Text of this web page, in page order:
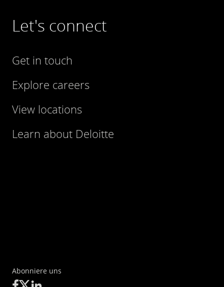
Let's connect
Get in touch
Explore careers
View locations
Learn about Deloitte
Abonniere uns